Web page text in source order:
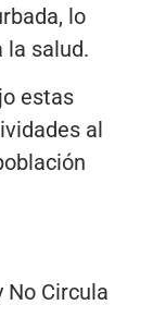
lo
la salud.
estas
al
No Circula